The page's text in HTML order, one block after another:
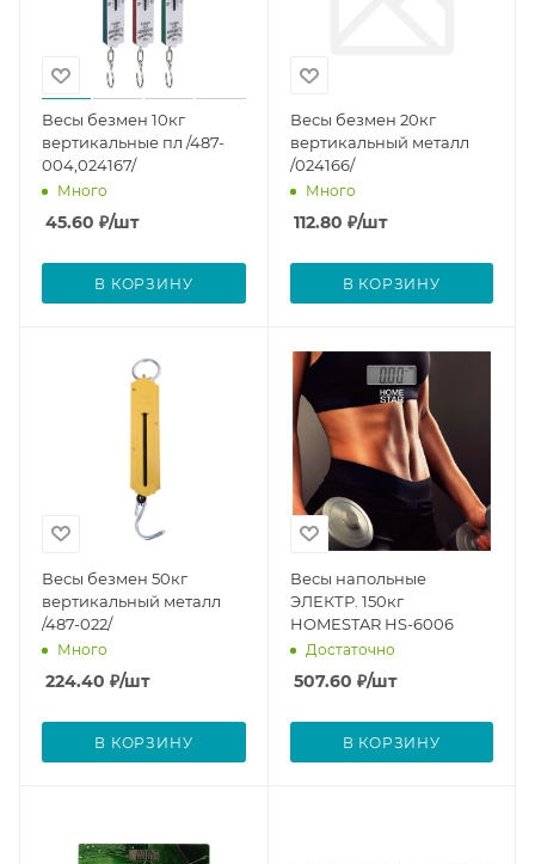
Весы безмен 10кг
вертикальные пл /487-
004,024167/
Много
45.60 ₽/шт
В КОРЗИНУ
Весы безмен 20кг
вертикальный металл
/024166/
Много
112.80 ₽/шт
В КОРЗИНУ
Весы безмен 50кг
вертикальный металл
/487-022/
Много
224.40 ₽/шт
В КОРЗИНУ
Весы напольные
ЭЛЕКТР. 150кг
HOMESTAR HS-6006
Достаточно
507.60 ₽/шт
В КОРЗИНУ